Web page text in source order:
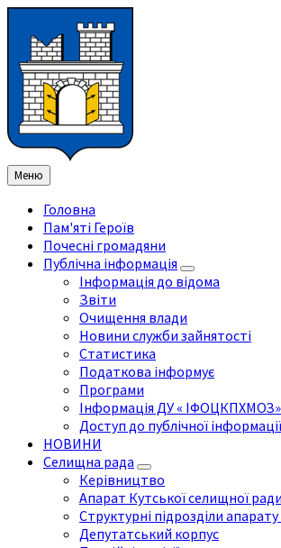
змісту
ліву
бічну
панель
праву
бічну
панель
нижнього
колонтитула
Меню
Головна
Пам'яті Героїв
Почесні громадяни
Публічна інформація
Інформація до відома
Звіти
Очищення влади
Новини служби зайнятості
Статистика
Податкова інформує
Програми
Інформація ДУ « ІФОЦКПХМОЗ»
Доступ до публічної інформації
НОВИНИ
Селищна рада
Керівництво
Апарат Кутської селищної ради
Структурні підрозділи
Депутатський корпус